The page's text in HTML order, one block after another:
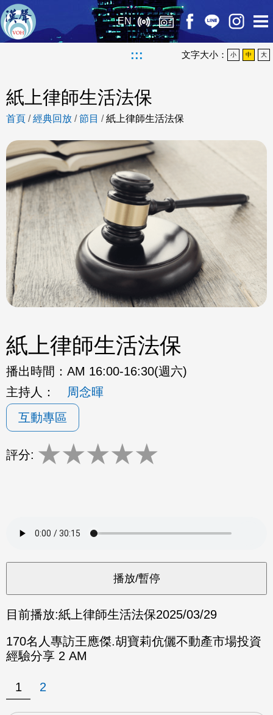
EN
::: 文字大小： 小 中 大
紙上律師生活法保
首頁 /經典回放 /節目 /紙上律師生活法保
紙上律師生活法保
播出時間： AM 16:00-16:30(週六)
主持人：
周念暉
互動專區
評分: ★★★★★
目前播放:紙上律師生活法保2025/03/29
170名人專訪王應傑.胡寶莉伉儷不動產市場投資
經驗分享 2 AM
1 2